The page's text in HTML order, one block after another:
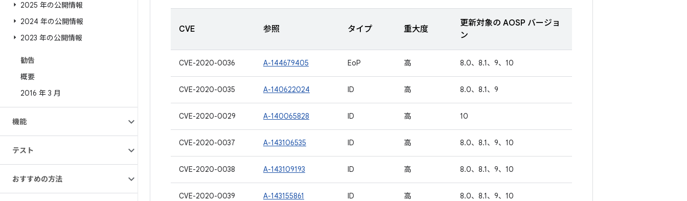
2025 年の公開情報
2024 年の公開情報
2023 年の公開情報
勧告
概要
2016 年 3 月
機能
テスト
おすすめの方法
CVE 参照 タイプ 重大度
更新対象の AOSP バージョ
ン
CVE-2020-0036 A-144679405 EoP 高 8.0、8.1、9、10
CVE-2020-0035 A-140622024 ID 高 8.0、8.1、9
CVE-2020-0029 A-140065828 ID 高 10
CVE-2020-0037 A-143106535 ID 高 8.0、8.1、9、10
CVE-2020-0038 A-143109193 ID 高 8.0、8.1、9、10
CVE-2020-0039 A-143155861 ID 高 8.0、8.1、9、10